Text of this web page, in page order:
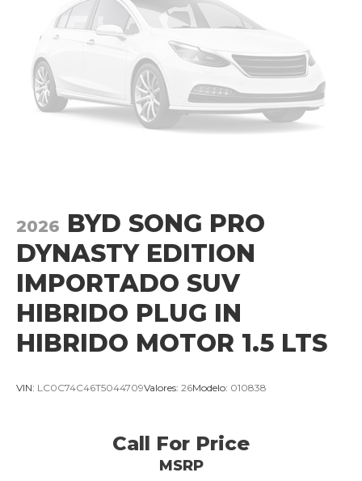
2026 BYD SONG PRO
DYNASTY EDITION
IMPORTADO SUV
HIBRIDO PLUG IN
HIBRIDO MOTOR 1.5 LTS
VIN: LC0C74C46T5044709Valores: 26Modelo: 010838
Call For Price
MSRP